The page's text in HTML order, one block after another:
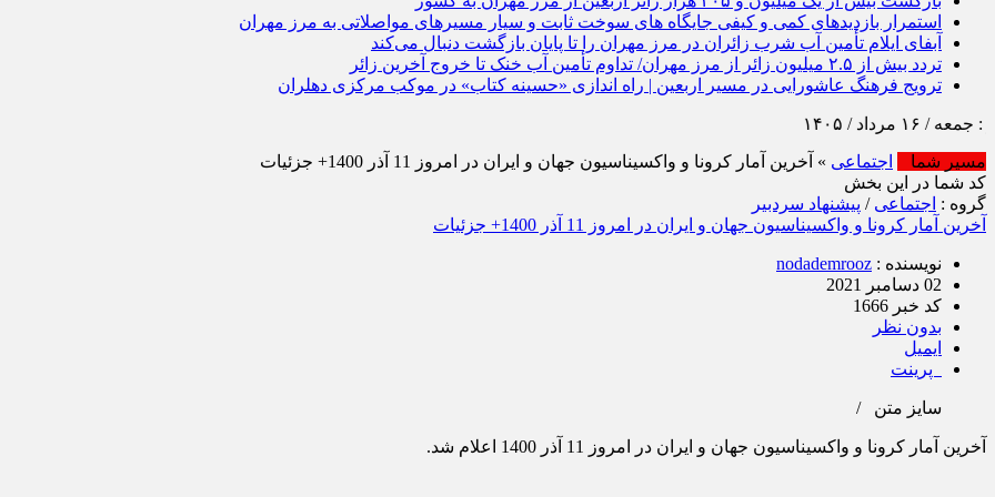
استمرار بازدیدهای کمی و کیفی جایگاه‌ های سوخت ثابت و سیار مسیرهای مواصلاتی به مرز مهران
آبفای ایلام تأمین آب شرب زائران در مرز مهران را تا پایان بازگشت دنبال می‌کند
تردد بیش از ۲.۵ میلیون زائر از مرز مهران/ تداوم تأمین آب خنک تا خروج آخرین زائر
ترویج فرهنگ عاشورایی در مسیر اربعین | راه‌ اندازی «حسینه کتاب» در موکب مرکزی دهلران
/ ۱۴۰۵
مسیر شما
اجتماعی » آخرین آمار کرونا و واکسیناسیون جهان و ایران در امروز 11 آذر 1400+ جزئیات
کد شما در این بخش
گروه : اجتماعی / پیشنهاد سردبیر
آخرین آمار کرونا و واکسیناسیون جهان و ایران در امروز 11 آذر 1400+ جزئیات
نویسنده : nodademrooz
02 دسامبر 2021
کد خبر 1666
بدون نظر
ایمیل
پرینت
سایز متن /
آخرین آمار کرونا و واکسیناسیون جهان و ایران در امروز 11 آذر 1400 اعلام شد.